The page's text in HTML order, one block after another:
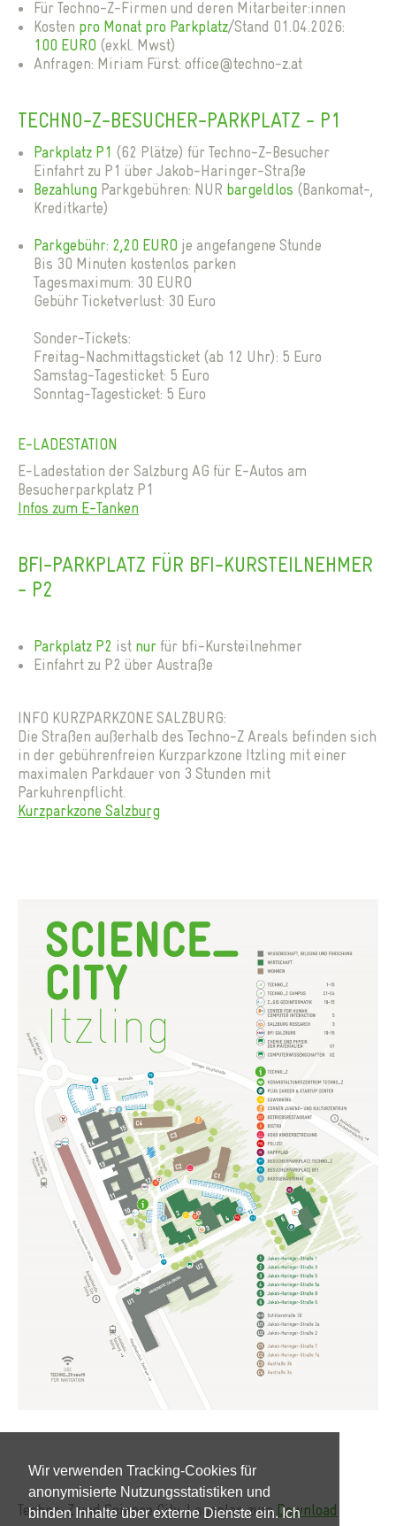
Wir verwenden Tracking-Cookies für
anonymisierte Nutzungsstatistiken und
binden Inhalte über externe Dienste ein. Ich
Für Techno-Z-Firmen und deren Mitarbeiter:innen
Kosten pro Monat pro Parkplatz/Stand 01.04.2026:
100 EURO (exkl. Mwst)
Anfragen: Miriam Fürst: office@techno-z.at
TECHNO-Z-BESUCHER-PARKPLATZ - P1
Parkplatz P1 (62 Plätze) für Techno-Z-Besucher
Einfahrt zu P1 über Jakob-Haringer-Straße
Bezahlung Parkgebühren: NUR bargeldlos (Bankomat-,
Kreditkarte)
Parkgebühr: 2,20 EURO je angefangene Stunde
Bis 30 Minuten kostenlos parken
Tagesmaximum: 30 EURO
Gebühr Ticketverlust: 30 Euro
Sonder-Tickets:
Freitag-Nachmittagsticket (ab 12 Uhr): 5 Euro
Samstag-Tagesticket: 5 Euro
Sonntag-Tagesticket: 5 Euro
E-LADESTATION
E-Ladestation der Salzburg AG für E-Autos am
Besucherparkplatz P1
Infos zum E-Tanken
BFI-PARKPLATZ FÜR BFI-KURSTEILNEHMER
- P2
Parkplatz P2 ist nur für bfi-Kursteilnehmer
Einfahrt zu P2 über Austraße
INFO KURZPARKZONE SALZBURG:
Die Straßen außerhalb des Techno-Z Areals befinden sich
in der gebührenfreien Kurzparkzone Itzling mit einer
maximalen Parkdauer von 3 Stunden mit
Parkuhrenpflicht.
Kurzparkzone Salzburg
Techno-Z und Science City-Lageplan zum Download